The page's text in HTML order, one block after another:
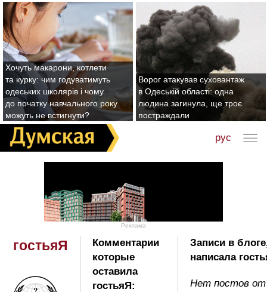
Хочуть макарони, котлети
та курку: чим годуватимуть
одеських школярів і чому
до початку навчального року
можуть не встигнути?
Ворог атакував суховантаж
в Одеській області: одна
людина загинула, ще троє
постраждали
рус
Реклама
гостьяЯ
Комментарии
которые
оставила
гостьяЯ:
Записи в
написала
Нет постов